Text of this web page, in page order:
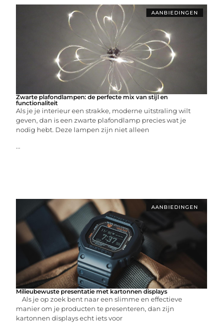
AANBIEDINGEN
Zwarte plafondlampen: de perfecte mix van stijl en
functionaliteit
Als je je interieur een strakke, moderne uitstraling wilt
geven, dan is een zwarte plafondlamp precies wat je
nodig hebt. Deze lampen zijn niet alleen
...
AANBIEDINGEN
Milieubewuste presentatie met kartonnen displays
Als je op zoek bent naar een slimme en effectieve
manier om je producten te presenteren, dan zijn
kartonnen displays echt iets voor